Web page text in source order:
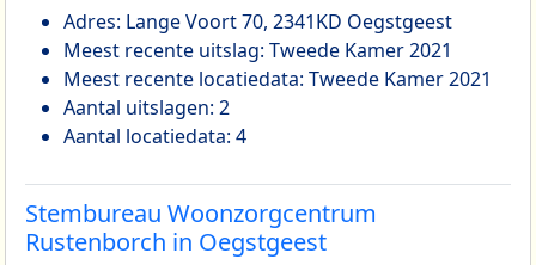
Adres: Lange Voort 70, 2341KD Oegstgeest
Meest recente uitslag: Tweede Kamer 2021
Meest recente locatiedata: Tweede Kamer 2021
Aantal uitslagen: 2
Aantal locatiedata: 4
Stembureau Woonzorgcentrum
Rustenborch in Oegstgeest